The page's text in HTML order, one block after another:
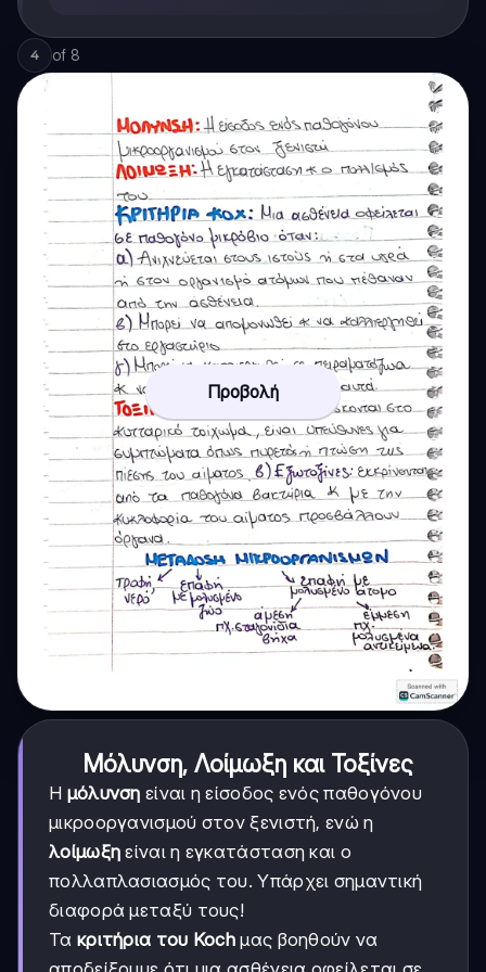
4 of 8
Προβολή
Μόλυνση, Λοίμωξη και Τοξίνες
Η μόλυνση είναι η είσοδος ενός παθογόνου
μικροοργανισμού στον ξενιστή, ενώ η
λοίμωξη είναι η εγκατάσταση και ο
πολλαπλασιασμός του. Υπάρχει σημαντική
διαφορά μεταξύ τους!
Τα κριτήρια του Koch μας βοηθούν να